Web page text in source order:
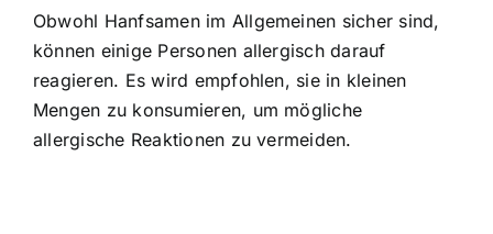
Obwohl Hanfsamen im Allgemeinen sicher sind,
können einige Personen allergisch darauf
reagieren. Es wird empfohlen, sie in kleinen
Mengen zu konsumieren, um mögliche
allergische Reaktionen zu vermeiden.